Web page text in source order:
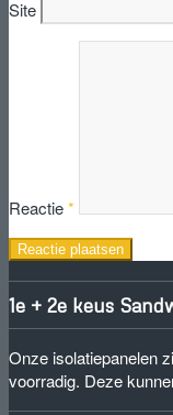
Site
Reactie*
1e + 2e keus
Onze isolatiepanelen
voorradig. Deze